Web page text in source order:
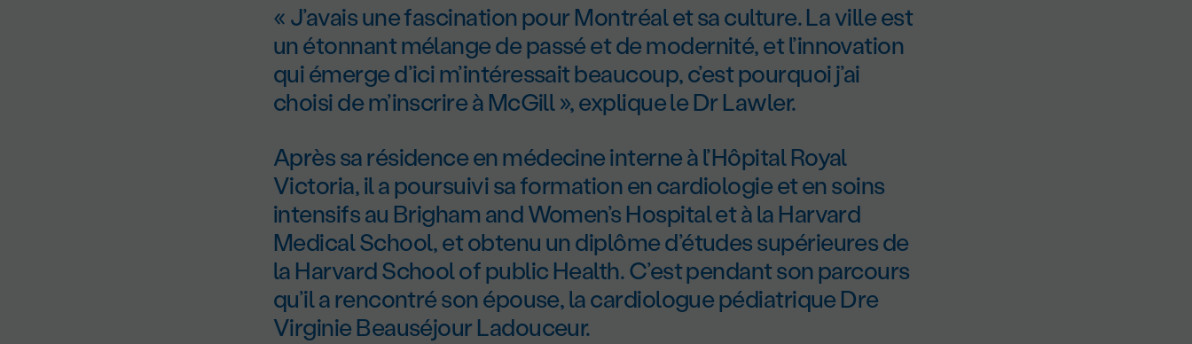
« J’avais une fascination pour Montréal et sa culture. La ville est
un étonnant mélange de passé et de modernité, et l’innovation
qui émerge d’ici m’intéressait beaucoup, c’est pourquoi j’ai
choisi de m’inscrire à McGill », explique le Dr Lawler.
Après sa résidence en médecine interne à l’Hôpital Royal
Victoria, il a poursuivi sa formation en cardiologie et en soins
intensifs au Brigham and Women’s Hospital et à la Harvard
Medical School, et obtenu un diplôme d’études supérieures de
la Harvard School of public Health. C’est pendant son parcours
qu’il a rencontré son épouse, la cardiologue pédiatrique Dre
Virginie Beauséjour Ladouceur.